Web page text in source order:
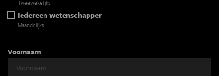
Tweewekelijks
Iedereen wetenschapper
Maandelijks
Voornaam